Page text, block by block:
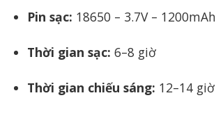
Pin sạc: 18650 – 3.7V – 1200mAh
Thời gian sạc: 6–8 giờ
Thời gian chiếu sáng: 12–14 giờ